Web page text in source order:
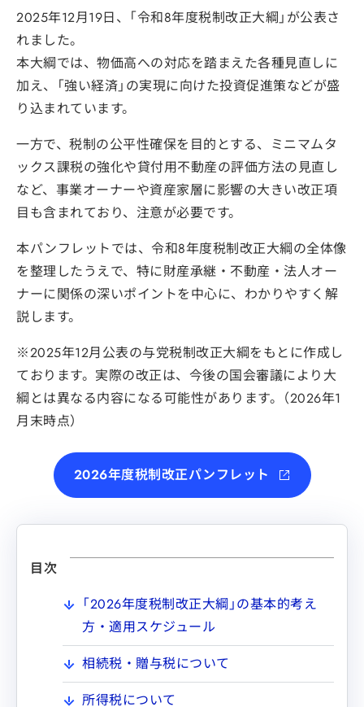
2025年12月19日、「令和8年度税制改正大綱」が公表さ
れました。
本大綱では、物価高への対応を踏まえた各種見直しに
加え、「強い経済」の実現に向けた投資促進策などが盛
り込まれています。
一方で、税制の公平性確保を目的とする、ミニマムタ
ックス課税の強化や貸付用不動産の評価方法の見直し
など、事業オーナーや資産家層に影響の大きい改正項
目も含まれており、注意が必要です。
本パンフレットでは、令和8年度税制改正大綱の全体像
を整理したうえで、特に財産承継・不動産・法人オー
ナーに関係の深いポイントを中心に、わかりやすく解
説します。
※2025年12月公表の与党税制改正大綱をもとに作成し
ております。実際の改正は、今後の国会審議により大
綱とは異なる内容になる可能性があります。（2026年1
月末時点）
2026年度税制改正パンフレット
目次
「2026年度税制改正大綱」の基本的考え
方・適用スケジュール
相続税・贈与税について
所得税について